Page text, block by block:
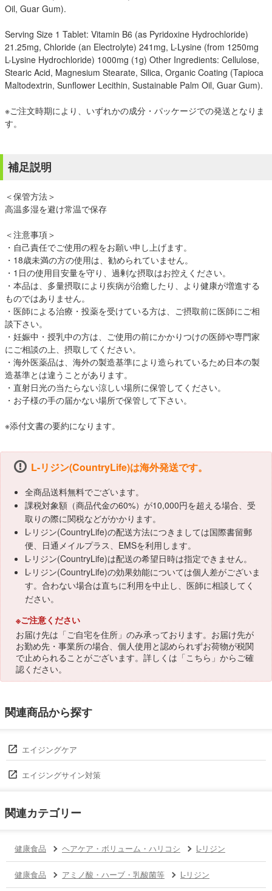
Oil, Guar Gum).
Serving Size 1 Tablet: Vitamin B6 (as Pyridoxine Hydrochloride)
21.25mg, Chloride (an Electrolyte) 241mg, L-Lysine (from 1250mg
L-Lysine Hydrochloride) 1000mg (1g) Other Ingredients: Cellulose,
Stearic Acid, Magnesium Stearate, Silica, Organic Coating (Tapioca
Maltodextrin, Sunflower Lecithin, Sustainable Palm Oil, Guar Gum).
※ご注文時期により、いずれかの成分・パッケージでの発送となりま
す。
補足説明
＜保管方法＞
高温多湿を避け常温で保存
＜注意事項＞
・自己責任でご使用の程をお願い申し上げます。
・18歳未満の方の使用は、勧められていません。
・1日の使用目安量を守り、過剰な摂取はお控えください。
・本品は、多量摂取により疾病が治癒したり、より健康が増進する
ものではありません。
・医師による治療・投薬を受けている方は、ご摂取前に医師にご相
談下さい。
・妊娠中・授乳中の方は、ご使用の前にかかりつけの医師や専門家
にご相談の上、摂取してください。
・海外医薬品は、海外の製造基準により造られているため日本の製
造基準とは違うことがあります。
・直射日光の当たらない涼しい場所に保管してください。
・お子様の手の届かない場所で保管して下さい。
※添付文書の要約になります。
L-リジン(CountryLife)は海外発送です。
全商品送料無料でございます。
課税対象額（商品代金の60%）が10,000円を超える場合、受
取りの際に関税などがかかります。
L-リジン(CountryLife)の配送方法につきましては国際書留郵
便、日通メイルプラス、EMSを利用します。
L-リジン(CountryLife)は配送の希望日時は指定できません。
L-リジン(CountryLife)の効果効能については個人差がございま
す。合わない場合は直ちに利用を中止し、医師に相談してく
ださい。
※ご注意ください
お届け先は「ご自宅を住所」のみ承っております。お届け先が
お勤め先・事業所の場合、個人使用と認められずお荷物が税関
で止められることがございます。詳しくは「こちら 」からご確
認ください。
関連商品から探す
エイジングケア
エイジングサイン対策
関連カテゴリー
健康食品 ヘアケア・ボリューム・ハリコシ L-リジン
健康食品 アミノ酸・ハーブ・乳酸菌等 L-リジン